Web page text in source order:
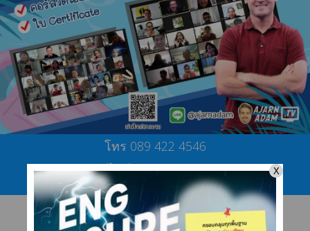
โทร 089 422 4546
ไลน์ @ajarnadam